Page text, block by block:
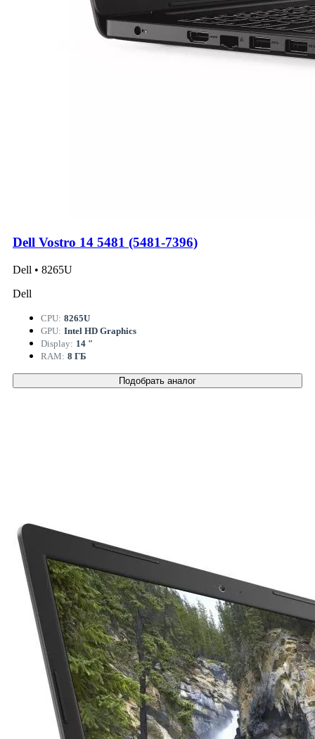
Dell Vostro 14 5481 (5481-7396)
Dell • 8265U
Dell
CPU: 8265U
GPU: Intel HD Graphics
Display: 14 "
RAM: 8 ГБ
Подобрать аналог